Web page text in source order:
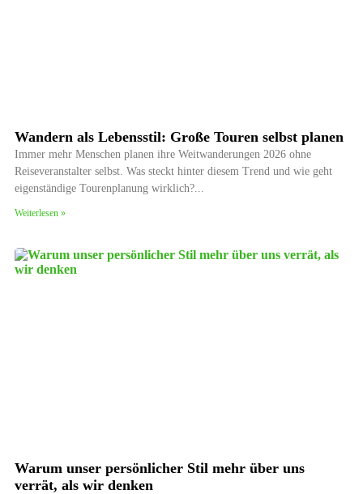
Wandern als Lebensstil: Große Touren selbst planen
Immer mehr Menschen planen ihre Weitwanderungen 2026 ohne
Reiseveranstalter selbst. Was steckt hinter diesem Trend und wie geht
eigenständige Tourenplanung wirklich?
Weiterlesen »
Warum unser persönlicher Stil mehr über uns
verrät, als wir denken